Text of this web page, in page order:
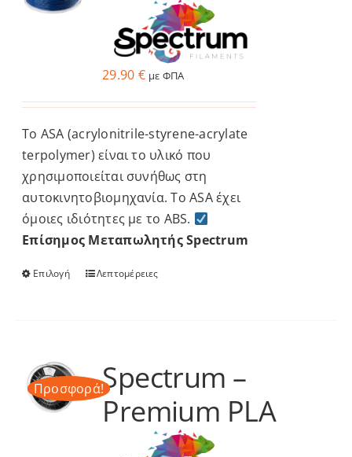
επιλογές
μπορούν
στη
σελίδα
του
προϊόντος
29.90 € με ΦΠΑ
Το ASA (acrylonitrile-styrene-acrylate
terpolymer) είναι το υλικό που
χρησιμοποιείται συνήθως στη
αυτοκινητοβιομηχανία. Το ASA έχει
όμοιες ιδιότητες με το ABS.
Επίσημος Μεταπωλητής Spectrum
Επιλογή
Αυτό
παραλλαγές.
Οι
επιλογές
Λεπτομέρειες
Προσφορά!Spectrum –
Premium PLA